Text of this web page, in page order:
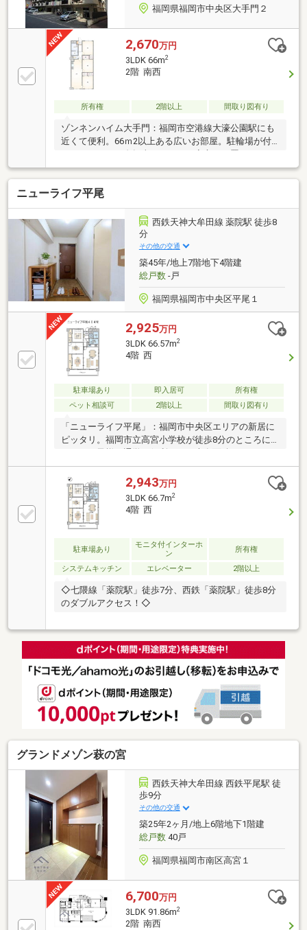
福岡県福岡市中央区大手門２
2,670万円
3LDK 66m2
2階 南西
所有権 2階以上 間取り図有り
ゾンネンハイム大手門：福岡市空港線大濠公園駅にも
近くて便利。66ｍ2以上ある広いお部屋。駐輪場が付
駅まで徒歩7分の場所にある物件です。不動産のこと
で確認したいことがあるなら、メール又はお電話にて
ご連絡ください。当社は豊富な経験と知識を持ってい
るので、丁寧にお答えします。
ニューライフ平尾
西鉄天神大牟田線 薬院駅 徒歩8
分
その他の交通
築45年/地上7階地下4階建
総戸数-戸
福岡県福岡市中央区平尾１
2,925万円
3LDK 66.57m2
4階 西
駐車場あり 即入居可
所有権
ペット相談可
2階以上 間取り図有り
「ニューライフ平尾」：福岡市中央区エリアの新居に
ピッタリ。福岡市立高宮小学校が徒歩8分のところに
家族と過ごすのにも問題のない広さです。こちらの物
件は付近に駅が2つあるので、用途に合わせてご利用
いただけます。当社はお客様が住み良い環境を実現で
きるよう、快適に暮らせる住まいのご紹介を致しま
す。経験豊富なプロのスタッフがご案内いたしますの
で、安心してお任せください。
2,943万円
3LDK 66.7m2
4階 西
駐車場あり
モニタ付インターホ
ン
所有権
システムキッチン エレベーター 2階以上
◇七隈線「薬院駅」徒歩7分、西鉄「薬院駅」徒歩8分
のダブルアクセス！◇
グランドメゾン萩の宮
西鉄天神大牟田線 西鉄平尾駅 徒
歩9分
その他の交通
築25年2ヶ月/地上6階地下1階建
総戸数40戸
福岡県福岡市南区高宮１
6,700万円
3LDK 91.86m2
2階 南西